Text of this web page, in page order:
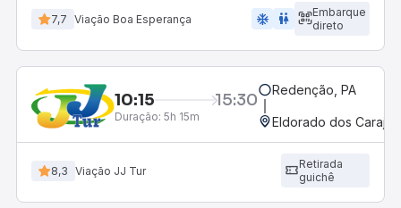
7,7 Viação Boa Esperança ac_unit wc
Embarque
direto
10:15 15:30
Duração: 5h 15m
Redenção, PA
Eldorado dos
8,3 Viação JJ Tur
Retirada
guichê